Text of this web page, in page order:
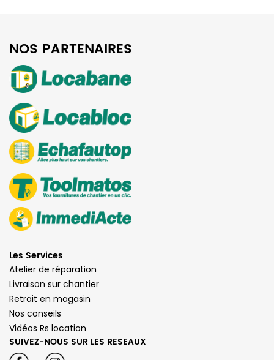
NOS PARTENAIRES
Les Services
Atelier de réparation
Livraison sur chantier
Retrait en magasin
Nos conseils
Vidéos Rs location
SUIVEZ-NOUS SUR LES RESEAUX